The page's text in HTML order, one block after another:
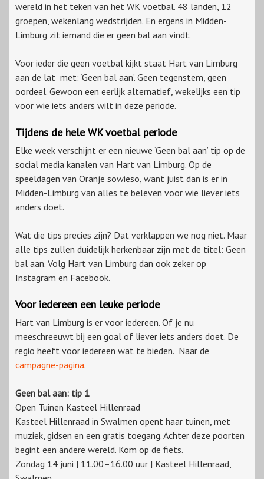
wereld in het teken van het WK voetbal. 48 landen, 12
groepen, wekenlang wedstrijden. En ergens in Midden-
Limburg zit iemand die er geen bal aan vindt.
Voor ieder die geen voetbal kijkt staat Hart van Limburg
aan de lat met: ‘Geen bal aan’. Geen tegenstem, geen
oordeel. Gewoon een eerlijk alternatief, wekelijks een tip
voor wie iets anders wilt in deze periode.
Tijdens de hele WK voetbal periode
Elke week verschijnt er een nieuwe ‘Geen bal aan’ tip op de
social media kanalen van Hart van Limburg. Op de
speeldagen van Oranje sowieso, want juist dan is er in
Midden-Limburg van alles te beleven voor wie liever iets
anders doet.
Wat die tips precies zijn? Dat verklappen we nog niet. Maar
alle tips zullen duidelijk herkenbaar zijn met de titel: Geen
bal aan. Volg Hart van Limburg dan ook zeker op
Instagram en Facebook.
Voor iedereen een leuke periode
Hart van Limburg is er voor iedereen. Of je nu
meeschreeuwt bij een goal of liever iets anders doet. De
regio heeft voor iedereen wat te bieden. Naar de
campagne-pagina.
Geen bal aan: tip 1
Open Tuinen Kasteel Hillenraad
Kasteel Hillenraad in Swalmen opent haar tuinen, met
muziek, gidsen en een gratis toegang. Achter deze poorten
begint een andere wereld. Kom op de fiets.
Zondag 14 juni | 11.00–16.00 uur | Kasteel Hillenraad,